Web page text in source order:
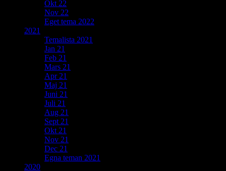
Okt 22
Nov 22
Eget tema 2022
2021
Temalista 2021
Jan 21
Feb 21
Mars 21
Apr 21
Maj 21
Juni 21
Juli 21
Aug 21
Sept 21
Okt 21
Nov 21
Dec 21
Egna teman 2021
2020